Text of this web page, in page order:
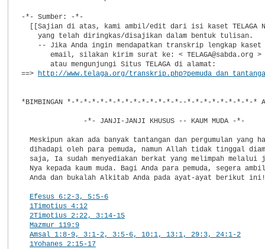
-*- Sumber: -*-
[[Sajian di atas, kami ambil/edit dari isi kaset TELAGA
    yang telah diringkas/disajikan dalam bentuk tulisan.
-- Jika Anda ingin mendapatkan transkrip lengkap kaset
       email, silakan kirim surat ke: < TELAGA@sabda.org >
       atau mengunjungi Situs TELAGA di alamat:
==>
http://www.telaga.org/
*BIMBINGAN *-*-*-*-*-*-*-*-*-*-*-*-*-*--*-*-*-*-*-*-*-*-*
               -*- JANJI-JANJI KHUSUS -- KAUM MUDA -*-
Meskipun akan ada banyak tantangan dan pergumulan yang
dihadapi oleh para pemuda, namun Allah tidak tinggal
saja, Ia sudah menyediakan berkat yang melimpah melalui
Nya kepada kaum muda. Bagi Anda para pemuda, segera
  Anda dan bukalah Alkitab Anda pada ayat-ayat berikut ini!
Efesus 6:2-3, 5:5-6
1Timotius 4:12
2Timotius 2:22, 3:14-15
Mazmur 119:9
Amsal 1:8-9, 3:1-2, 3:5-6, 10:1, 13:1, 29:3, 24:1-2
1Yohanes 2:15-17